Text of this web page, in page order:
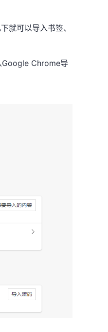
就可以导入书签、
Google Chrome导